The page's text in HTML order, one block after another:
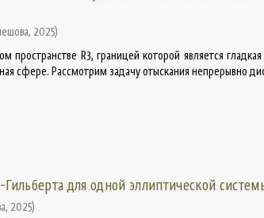
, 2025)
пространстве R3, границей которой является
сфере. Рассмотрим задачу отыскания непрерывно
для одной эллиптической
, 2025)